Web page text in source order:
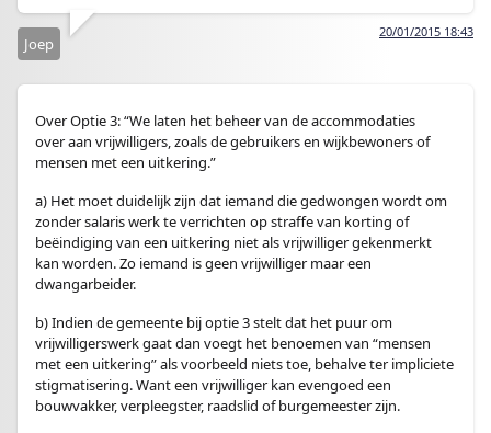
20/01/2015 18:43
Joep
Over Optie 3: “We laten het beheer van de accommodaties
over aan vrijwilligers, zoals de gebruikers en wijkbewoners of
mensen met een uitkering.”
a) Het moet duidelijk zijn dat iemand die gedwongen wordt om
zonder salaris werk te verrichten op straffe van korting of
beëindiging van een uitkering niet als vrijwilliger gekenmerkt
kan worden. Zo iemand is geen vrijwilliger maar een
dwangarbeider.
b) Indien de gemeente bij optie 3 stelt dat het puur om
vrijwilligerswerk gaat dan voegt het benoemen van “mensen
met een uitkering” als voorbeeld niets toe, behalve ter impliciete
stigmatisering. Want een vrijwilliger kan evengoed een
bouwvakker, verpleegster, raadslid of burgemeester zijn.